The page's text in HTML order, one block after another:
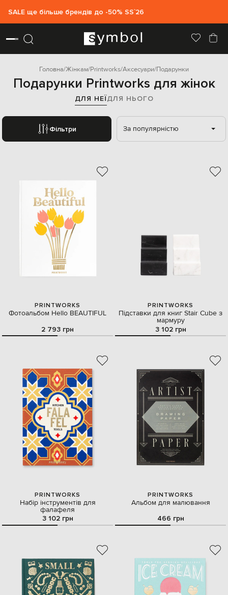
SALE ще більше брендів до -50% SS`26
Головна Жінкам Printworks Аксесуари Подарунки
Подарунки Printworks для жінок
ДЛЯ НЕЇДЛЯ НЬОГО
Фільтри За популярністю
PRINTWORKS
Фотоальбом Hello BEAUTIFUL
2 793 грн
PRINTWORKS
Підставки для книг Stair Cube з
мармуру
3 102 грн
PRINTWORKS
Набір інструментів для
фалафеля
3 102 грн
PRINTWORKS
Альбом для малювання
466 грн